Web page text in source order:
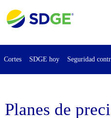
contenido
Cortes SDGE hoy Seguridad
Planes de